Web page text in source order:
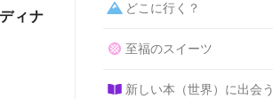
ィナ
どこに行く？
至福のスイーツ
新しい本（世界）に出会う